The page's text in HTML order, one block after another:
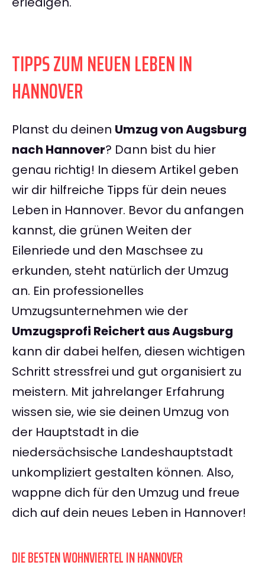
TIPPS ZUM NEUEN LEBEN IN
HANNOVER
Planst du deinen Umzug von Augsburg
nach Hannover? Dann bist du hier
genau richtig! In diesem Artikel geben
wir dir hilfreiche Tipps für dein neues
Leben in Hannover. Bevor du anfangen
kannst, die grünen Weiten der
Eilenriede und den Maschsee zu
erkunden, steht natürlich der Umzug
an. Ein professionelles
Umzugsunternehmen wie der
Umzugsprofi Reichert aus Augsburg
kann dir dabei helfen, diesen wichtigen
Schritt stressfrei und gut organisiert zu
meistern. Mit jahrelanger Erfahrung
wissen sie, wie sie deinen Umzug von
der Hauptstadt in die
niedersächsische Landeshauptstadt
unkompliziert gestalten können. Also,
wappne dich für den Umzug und freue
dich auf dein neues Leben in Hannover!
DIE BESTEN WOHNVIERTEL IN HANNOVER